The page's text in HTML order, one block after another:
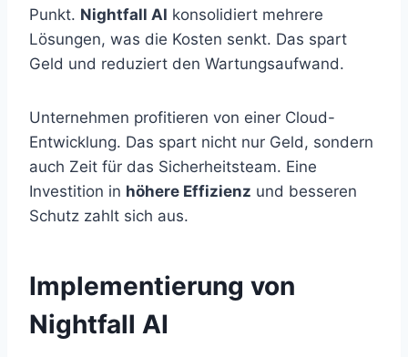
Punkt. Nightfall AI konsolidiert mehrere
Lösungen, was die Kosten senkt. Das spart
Geld und reduziert den Wartungsaufwand.
Unternehmen profitieren von einer Cloud-
Entwicklung. Das spart nicht nur Geld, sondern
auch Zeit für das Sicherheitsteam. Eine
Investition in höhere Effizienz und besseren
Schutz zahlt sich aus.
Implementierung von
Nightfall AI